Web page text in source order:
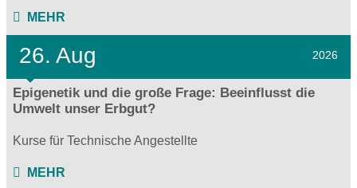
MEHR
26. Aug 2026
Epigenetik und die große Frage: Beeinflusst die
Umwelt unser Erbgut?
Kurse für Technische Angestellte
MEHR